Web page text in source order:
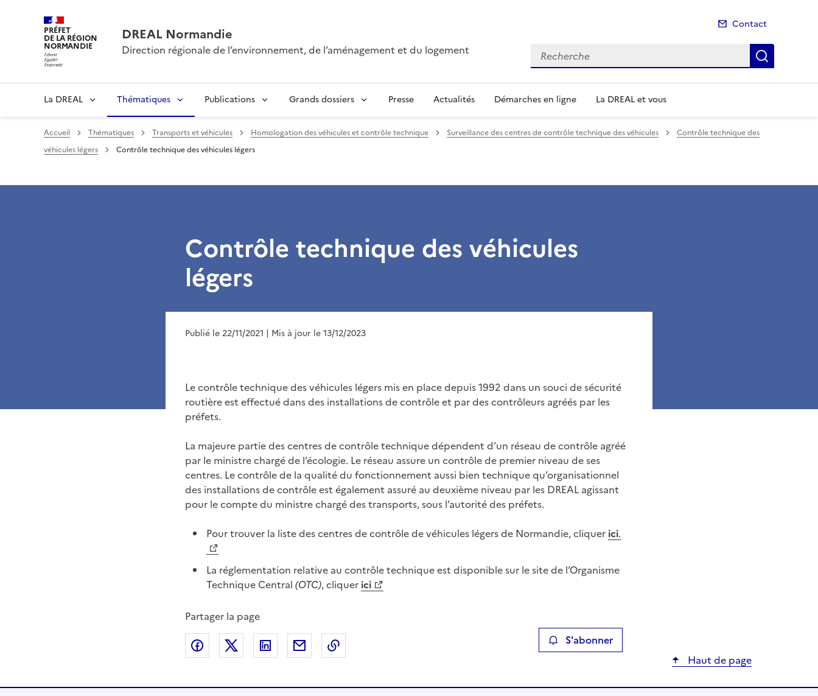
PRÉFET
DE LA RÉGION
NORMANDIE
DREAL Normandie
Direction régionale de l’environnement, de l’aménagement et du logement
Contact
Recherche
La DREAL Thématiques Publications Grands dossiers Presse Actualités Démarches en ligne La DREAL et vous
Accueil Thématiques Transports et véhicules Homologation des véhicules et contrôle technique Surveillance des centres de contrôle technique des véhicules
Contrôle technique des
véhicules légers
Contrôle technique des véhicules légers
Contrôle technique des véhicules
légers
Publié le 22/11/2021 | Mis à jour le 13/12/2023
Le contrôle technique des véhicules légers mis en place depuis 1992 dans un souci de sécurité
routière est effectué dans des installations de contrôle et par des contrôleurs agréés par les
préfets.
La majeure partie des centres de contrôle technique dépendent d’un réseau de contrôle agréé
par le ministre chargé de l’écologie. Le réseau assure un contrôle de premier niveau de ses
centres. Le contrôle de la qualité du fonctionnement aussi bien technique qu’organisationnel
des installations de contrôle est également assuré au deuxième niveau par les DREAL agissant
pour le compte du ministre chargé des transports, sous l’autorité des préfets.
Pour trouver la liste des centres de contrôle de véhicules légers de Normandie, cliquer ici.
La réglementation relative au contrôle technique est disponible sur le site de l’Organisme
Technique Central(OTC), cliquer ici
Partager la page
Partager sur Facebook
Partager sur XPartager sur LinkedIn
Partager par emailCopier le lien de la page dans le presse-papier S'abonner
Haut de page